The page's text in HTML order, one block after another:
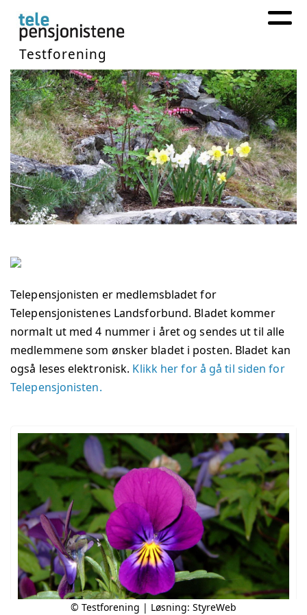
Testforening
Telepensjonisten er medlemsbladet for
Telepensjonistenes Landsforbund. Bladet kommer
normalt ut med 4 nummer i året og sendes ut til alle
medlemmene som ønsker bladet i posten. Bladet kan
også leses elektronisk. Klikk her for å gå til siden for
Telepensjonisten.
© Testforening | Løsning: StyreWeb